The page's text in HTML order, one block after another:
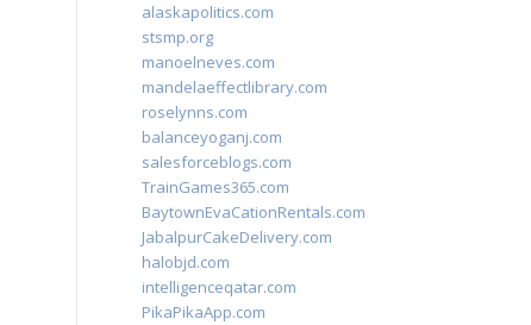
alaskapolitics.com
stsmp.org
manoelneves.com
mandelaeffectlibrary.com
roselynns.com
balanceyoganj.com
salesforceblogs.com
TrainGames365.com
BaytownEvaCationRentals.com
JabalpurCakeDelivery.com
halobjd.com
intelligenceqatar.com
PikaPikaApp.com